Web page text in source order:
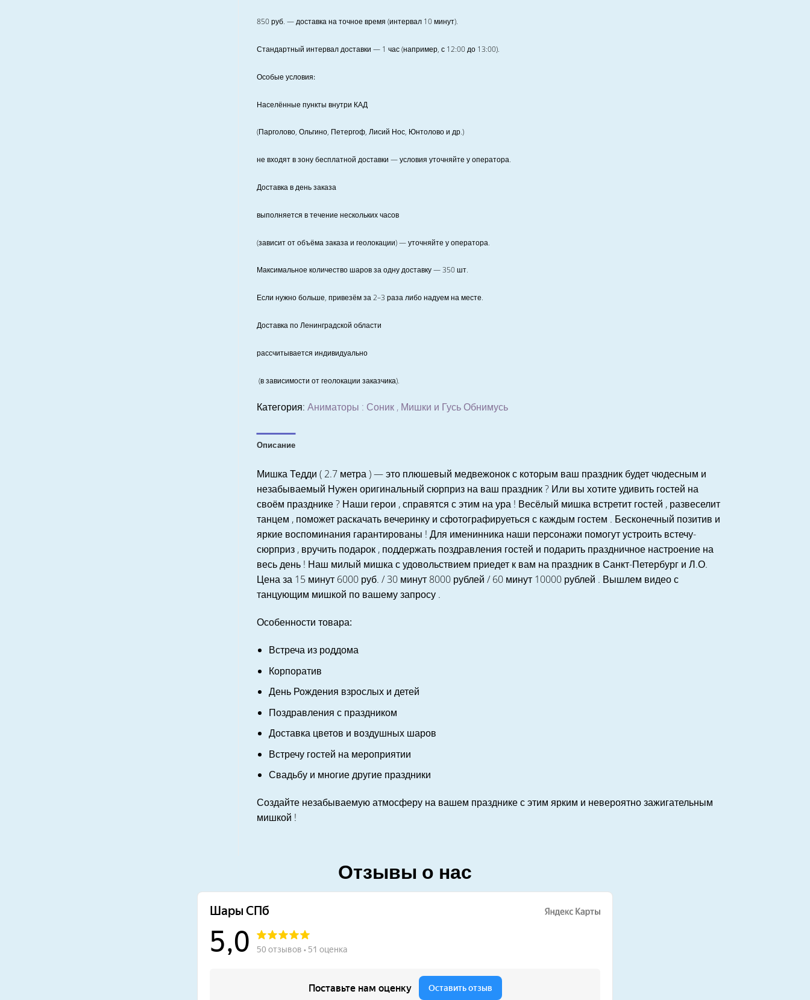
850руб. — доставка на точное время (интервал 10 минут).
Стандартный интервал доставки — 1 час (например, с 12:00 до 13:00).
Особые условия:
Населённые пункты внутри КАД
(Парголово, Ольгино, Петергоф, Лисий Нос, Юнтолово и др.)
не входят в зону бесплатной доставки — условия уточняйте у оператора.
Доставка в день заказа
выполняется в течение нескольких часов
(зависит от объёма заказа и геолокации) — уточняйте у оператора.
Максимальное количество шаров за одну доставку — 350 шт.
Если нужно больше, привезём за 2–3 раза либо надуем на месте.
Доставка по Ленинградской области
рассчитывается индивидуально
(в зависимости от геолокации заказчика).
Категория: Аниматоры : Соник , Мишки и Гусь Обнимусь
Описание
Мишка Тедди ( 2.7 метра ) — это плюшевый медвежонок с которым ваш праздник будет чюдесным и
незабываемый Нужен оригинальный сюрприз на ваш праздник ? Или вы хотите удивить гостей на
своём празднике ? Наши герои , справятся с этим на ура ! Весёлый мишка встретит гостей , развеселит
танцем , поможет раскачать вечеринку и сфотографируеться с каждым гостем . Бесконечный позитив и
яркие воспоминания гарантированы ! Для именинника наши персонажи помогут устроить встечу-
сюрприз , вручить подарок , поддержать поздравления гостей и подарить праздничное настроение на
весь день ! Наш милый мишка с удовольствием приедет к вам на праздник в Санкт-Петербург и Л.О.
Цена за 15 минут 6000 руб. / 30 минут 8000 рублей / 60 минут 10000 рублей . Вышлем видео с
танцующим мишкой по вашему запросу .
Особенности товара:
Встреча из роддома
Корпоратив
День Рождения взрослых и детей
Поздравления с праздником
Доставка цветов и воздушных шаров
Встречу гостей на мероприятии
Свадьбу и многие другие праздники
Создайте незабываемую атмосферу на вашем празднике с этим ярким и невероятно зажигательным
мишкой !
Отзывы о нас